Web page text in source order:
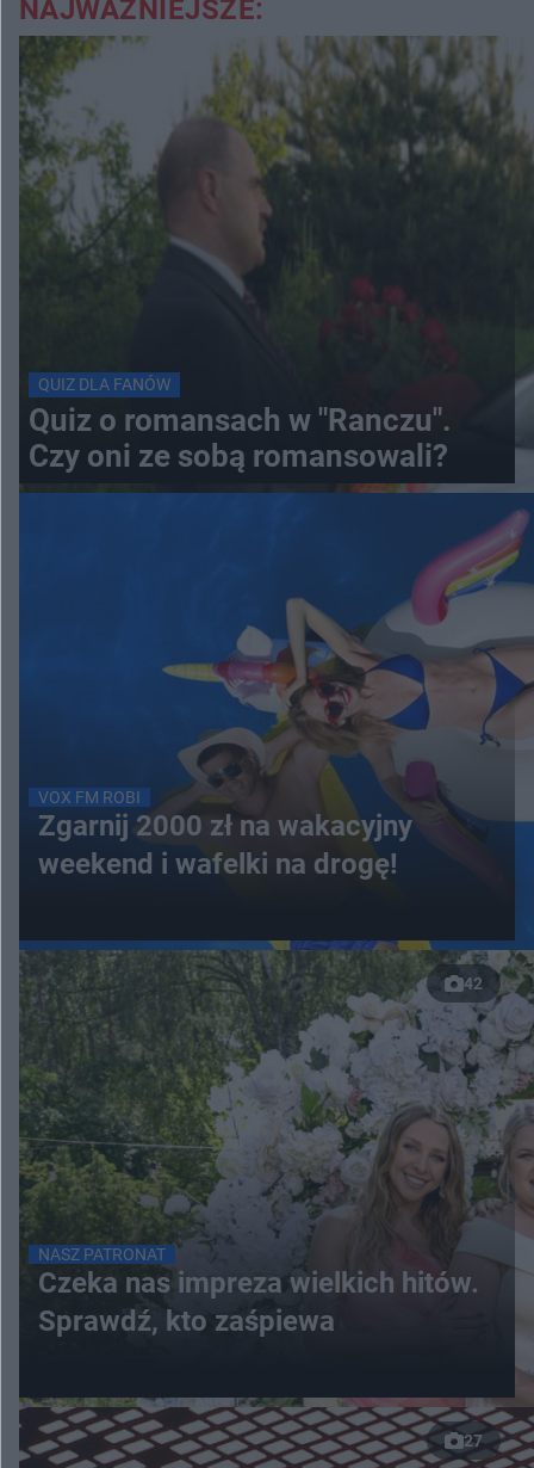
NAJWAŻNIEJSZE:
QUIZ DLA FANÓW
Quiz o romansach w "Ranczu".
Czy oni ze sobą romansowali?
VOX FM ROBI
Zgarnij 2000 zł na wakacyjny
weekend i wafelki na drogę!
42
NASZ PATRONAT
Czeka nas impreza wielkich hitów.
Sprawdź, kto zaśpiewa
27